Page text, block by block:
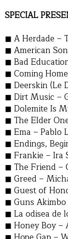
SPECIAL
A Herdade –
American
Bad
Coming
Deerskin (Le
Dirt Music –
Dolemite Is
The Elder
Ema – Pablo
Endings,
Frankie – Ira
The Friend –
Greed –
Guest of
Guns
La odisea de
Honey Boy –